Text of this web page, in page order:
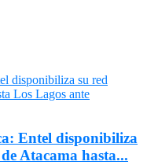
Entel disponibiliza
Atacama hasta...